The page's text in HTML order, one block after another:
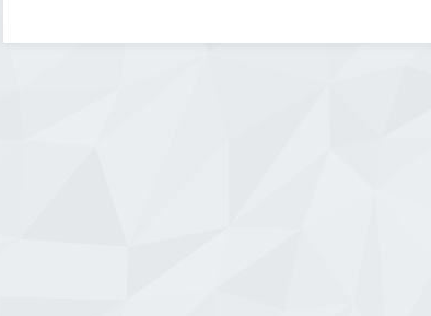
kolayca ulaşabilir, ihtiyaçlarınıza en